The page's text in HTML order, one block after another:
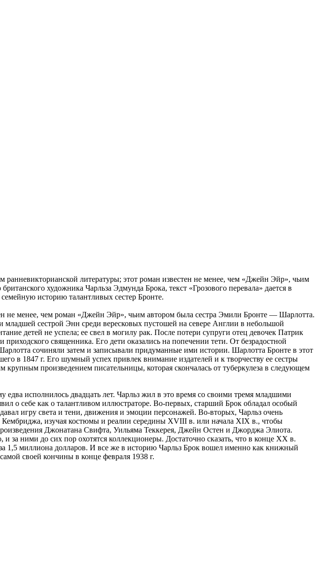
ранневикторианской литературы; этот роман известен не менее, чем «Джейн Эйр», чьим
художника Чарльза Эдмунда Брока, текст «Грозового перевала» дается в
историю талантливых сестер Бронте.
не менее, чем роман «Джейн Эйр», чьим автором была сестра Эмили Бронте — Шарлотта.
сестрой Энн среди вересковых пустошей на севере Англии в небольшой
детей не успела; ее свел в могилу рак. После потери супруги отец девочек Патрик
священника. Его дети оказались на попечении тети. От безрадостной
сочиняли затем и записывали придуманные ими истории. Шарлотта Бронте в этот
в 1847 г. Его шумный успех привлек внимание издателей и к творчеству ее сестры
произведением писательницы, которая скончалась от туберкулеза в следующем
исполнилось двадцать лет. Чарльз жил в это время со своими тремя младшими
о себе как о талантливом иллюстраторе. Во-первых, старший Брок обладал особый
игру света и тени, движения и эмоции персонажей. Во-вторых, Чарльз очень
Кембриджа, изучая костюмы и реалии середины XVIII в. или начала XIX в., чтобы
Джонатана Свифта, Уильяма Теккерея, Джейн Остен и Джорджа Элиота.
ними до сих пор охотятся коллекционеры. Достаточно сказать, что в конце XX в.
1,5 миллиона долларов. И все же в историю Чарльз Брок вошел именно как книжный
своей кончины в конце февраля 1938 г.